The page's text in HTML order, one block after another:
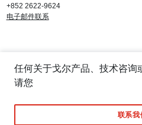
+852 2622-9624
电子邮件联系
任何关于戈尔产品、技术咨询
请您
联系我